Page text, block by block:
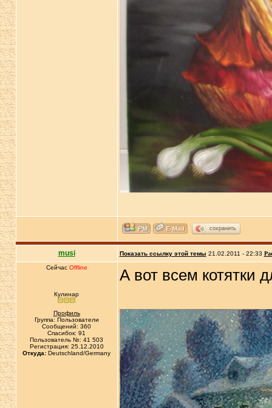
сохранить
musi Показать ссылку этой темы 21.02.2011 - 22:33
Сейчас Offline
Кулинар
Профиль
Группа: Пользователи
Сообщений: 360
Спасибок: 91
Пользователь №: 41 503
Регистрация: 25.12.2010
Откуда: Deutschland/Germany
А вот всем котятки